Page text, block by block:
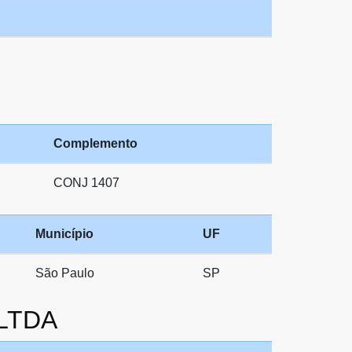
Complemento
CONJ 1407
Município UF
São Paulo SP